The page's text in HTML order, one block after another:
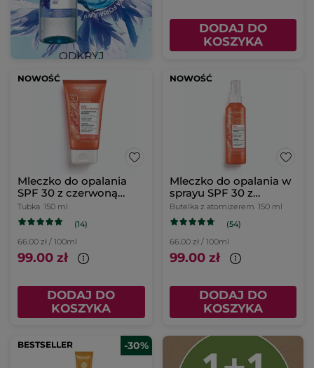
DODAJ DO
KOSZYKA
NOWOŚĆ
Mleczko do opalania
SPF 30 z czerwoną
mikroalgą 150 ml
Tubka 150 ml
(14)
66.00 zł / 100ml
99.00 zł
DODAJ DO
KOSZYKA
NOWOŚĆ
Mleczko do opalania w
sprayu SPF 30 z
czerwoną mikroalgą
150 ml
Butelka z atomizerem 150 ml
(54)
66.00 zł / 100ml
99.00 zł
DODAJ DO
KOSZYKA
BESTSELLER -30%